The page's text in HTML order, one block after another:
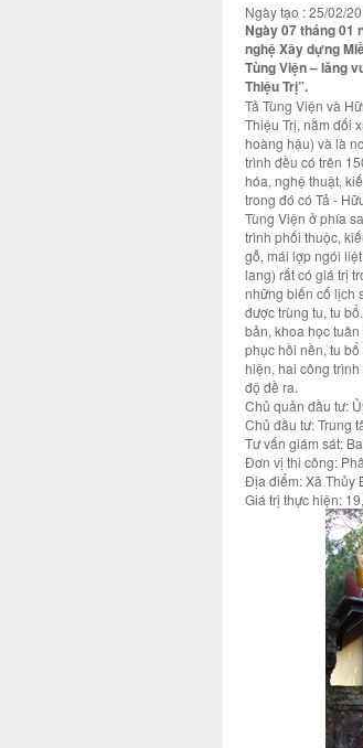
Ngày tạo : 25/02/
Ngày 07 tháng 01
nghệ Xây dựng
Tùng Viện – lăng
Thiệu Trị”.
Tả Tùng Viện và
Thiệu Trị, nằm đối
hoàng hậu) và là
trình đều có trên
hóa, nghệ thuật,
trong đó có Tả -
Tùng Viện ở phía
trình phối thuộc,
gỗ, mái lợp ngói
lang) rất có giá trị
những biến cố lịch
được trùng tu, tu
bản, khoa học
phục hồi nền, tu
hiện, hai công
độ đề ra.
Chủ quản đầu tư:
Chủ đầu tư: Trung
Tư vấn giám sát:
Đơn vị thi công:
Địa điểm: Xã Thủy
Giá trị thực hiện: